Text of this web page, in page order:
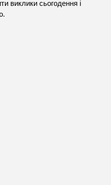
виклики сьогодення і